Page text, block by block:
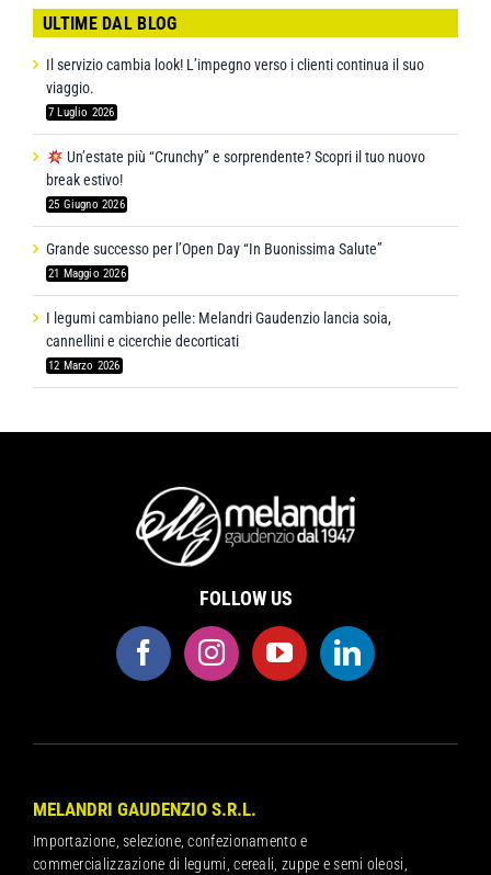
ULTIME DAL BLOG
Il servizio cambia look! L’impegno verso i clienti continua il suo
viaggio.
7 Luglio 2026
Un’estate più “Crunchy” e sorprendente? Scopri il tuo nuovo
break estivo!
25 Giugno 2026
Grande successo per l’Open Day “In Buonissima Salute”
21 Maggio 2026
I legumi cambiano pelle: Melandri Gaudenzio lancia soia,
cannellini e cicerchie decorticati
12 Marzo 2026
FOLLOW US
MELANDRI GAUDENZIO S.R.L.
Importazione, selezione, confezionamento e
commercializzazione di legumi, cereali, zuppe e semi oleosi,